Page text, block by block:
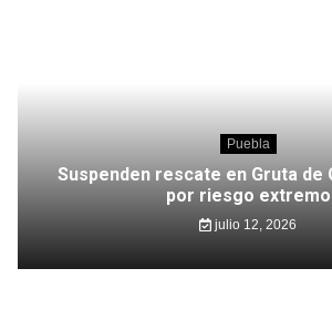
Puebla
Suspenden rescate en Gruta de
por riesgo extremo
julio 12, 2026